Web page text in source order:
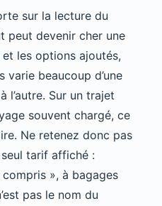
sur la lecture du
peut devenir cher une
les options ajoutés,
varie beaucoup d’une
l’autre. Sur un trajet
souvent chargé, ce
Ne retenez donc pas
tarif affiché :
», à bagages
pas le nom du